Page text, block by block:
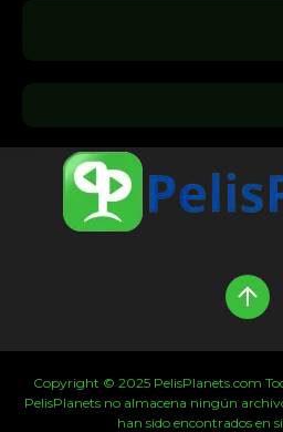
Copyright © 2025 PelisPlanets.com
PelisPlanets no almacena ningún
han sido encontrados en